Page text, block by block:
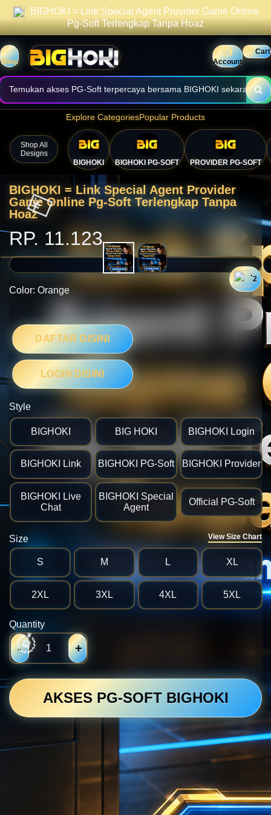
BIGHOKI = Link Special Agent Provider Game Online
Pg-Soft Terlengkap Tanpa Hoaz
Shop
praktis.
Informasi halaman dibuat jelas, cepat, dan mudah digunakan.
Nikmati akses nyaman melalui perangkat desktop maupun mobile.
Temukan akses PG-Soft terpercaya bersama BIGHOKI sekarang.
Account
Cart
Explore CategoriesPopular Products
Shop All
Designs
BIGHOKI
BIGHOKI PG-SOFT PROVIDER PG-SOFT
BIGHOKI = Link Special Agent Provider
Game Online Pg-Soft Terlengkap Tanpa
Hoaz
RP. 11.123
`2
Color: Orange
DAFTAR DISINI
LOGIN DISINI
Style
BIGHOKI BIG HOKI BIGHOKI Login
BIGHOKI Link BIGHOKI PG-Soft BIGHOKI Provider
BIGHOKI Live
Chat
BIGHOKI Special
Agent
Official PG-Soft
Size View Size Chart
S M L XL
2XL 3XL 4XL 5XL
Quantity
- +
AKSES PG-SOFT BIGHOKI
🎯